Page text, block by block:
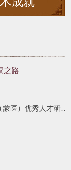
之路
第四批全国中医（蒙医）优秀人才研修班远程教学